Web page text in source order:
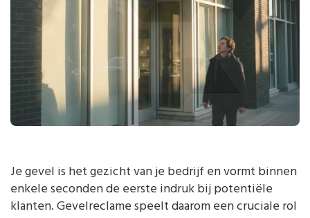
Je gevel is het gezicht van je bedrijf en vormt binnen
enkele seconden de eerste indruk bij potentiële
klanten. Gevelreclame speelt daarom een cruciale rol